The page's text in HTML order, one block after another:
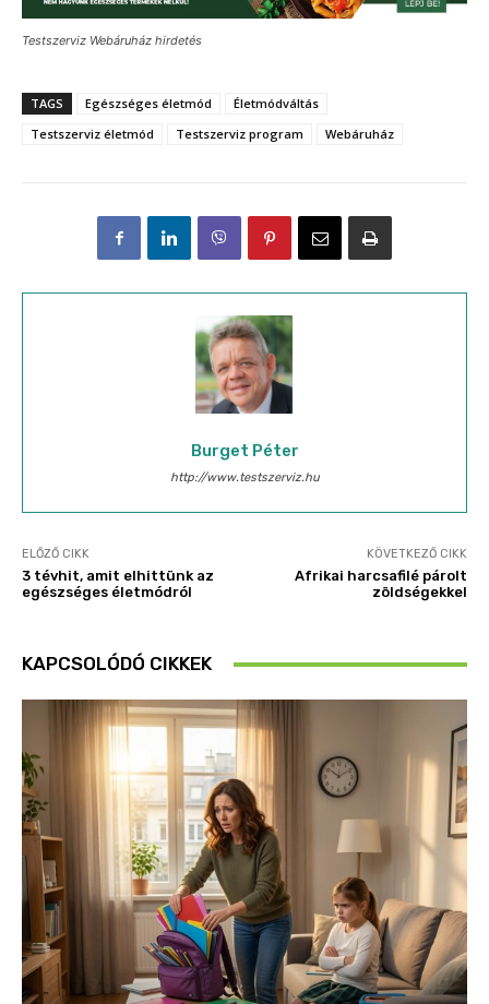
Testszerviz Webáruház hirdetés
TAGS Egészséges életmód
Életmódváltás
Testszerviz életmód
Testszerviz program Webáruház
Burget Péter
http://www.testszerviz.hu
ELŐZŐ CIKK
3 tévhit, amit elhittünk az
egészséges életmódról
KÖVETKEZŐ CIKK
Afrikai harcsafilé párolt
zöldségekkel
KAPCSOLÓDÓ CIKKEK